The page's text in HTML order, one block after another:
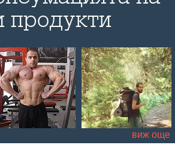
продукти
идеята
се използва
за
надяват давиж още